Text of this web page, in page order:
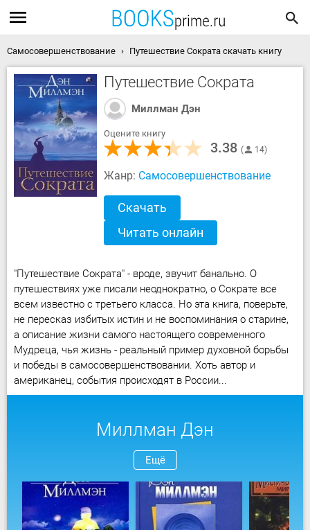
Самосовершенствование Путешествие Сократа скачать книгу
Путешествие Сократа
Миллман Дэн
Оцените книгу
3.38 14
Жанр: Самосовершенствование
Скачать
Читать онлайн
"Путешествие Сократа" - вроде, звучит банально. О
путешествиях уже писали неоднократно, о Сократе все
всем известно с третьего класса. Но эта книга, поверьте,
не пересказ избитых истин и не воспоминания о старине,
а описание жизни самого настоящего современного
Мудреца, чья жизнь - реальный пример духовной борьбы
и победы в самосовершенствовании. Хоть автор и
американец, события происходят в России...
Миллман Дэн
Ещё